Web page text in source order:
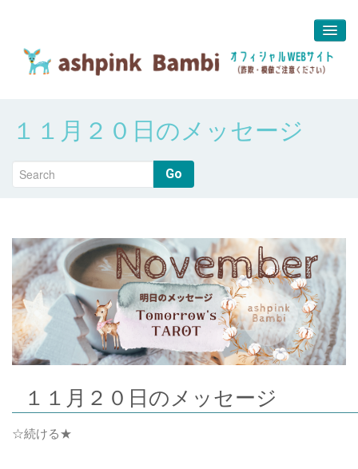
about us
堀江 真代
１１月２０日のメッセージ
Go
１１月２０日のメッセージ
☆続ける★